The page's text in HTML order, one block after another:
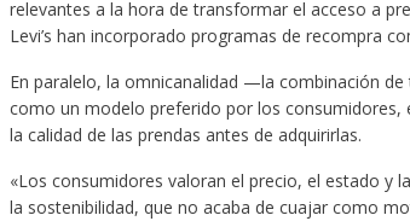
relevantes a la hora de transformar el acceso a
Levi’s han incorporado programas de recompra
En paralelo, la omnicanalidad —la combinación
como un modelo preferido por los
la calidad de las prendas antes de adquirirlas.
«Los consumidores valoran el precio, el estado y
la sostenibilidad, que no acaba de cuajar como